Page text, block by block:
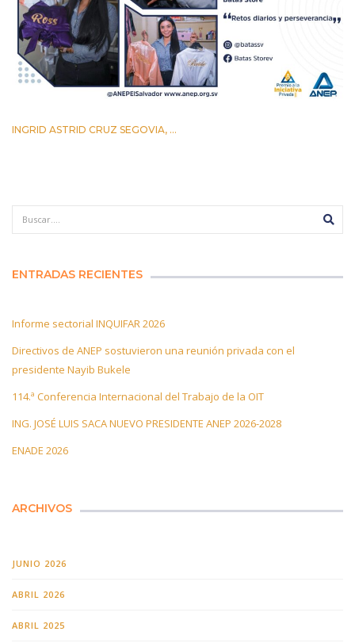
INGRID ASTRID CRUZ SEGOVIA, ...
ENTRADAS RECIENTES
Informe sectorial INQUIFAR 2026
Directivos de ANEP sostuvieron una reunión privada con el
presidente Nayib Bukele
114.ª Conferencia Internacional del Trabajo de la OIT
ING. JOSÉ LUIS SACA NUEVO PRESIDENTE ANEP 2026-2028
ENADE 2026
ARCHIVOS
JUNIO 2026
ABRIL 2026
ABRIL 2025